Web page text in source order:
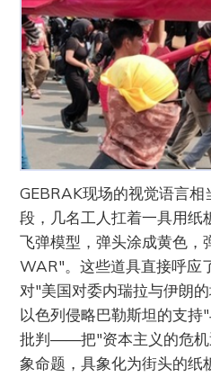
GEBRAK现场的视觉语言相
段，几名工人扛着一具用纸
飞弹模型，弹头涂成黄色，
WAR"。这些道具直接呼应
对"美国对委内瑞拉与伊朗
以色列侵略巴勒斯坦的支
批判——把"资本主义的危机
象命题，具象化为街头的纸